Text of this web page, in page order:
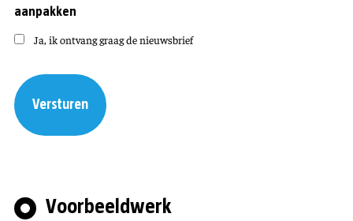
aanpakken
Ja, ik ontvang graag de nieuwsbrief
Voorbeeldwerk